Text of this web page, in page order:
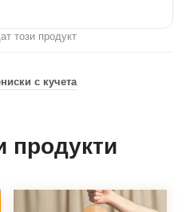
този продукт
с кучета
продукти